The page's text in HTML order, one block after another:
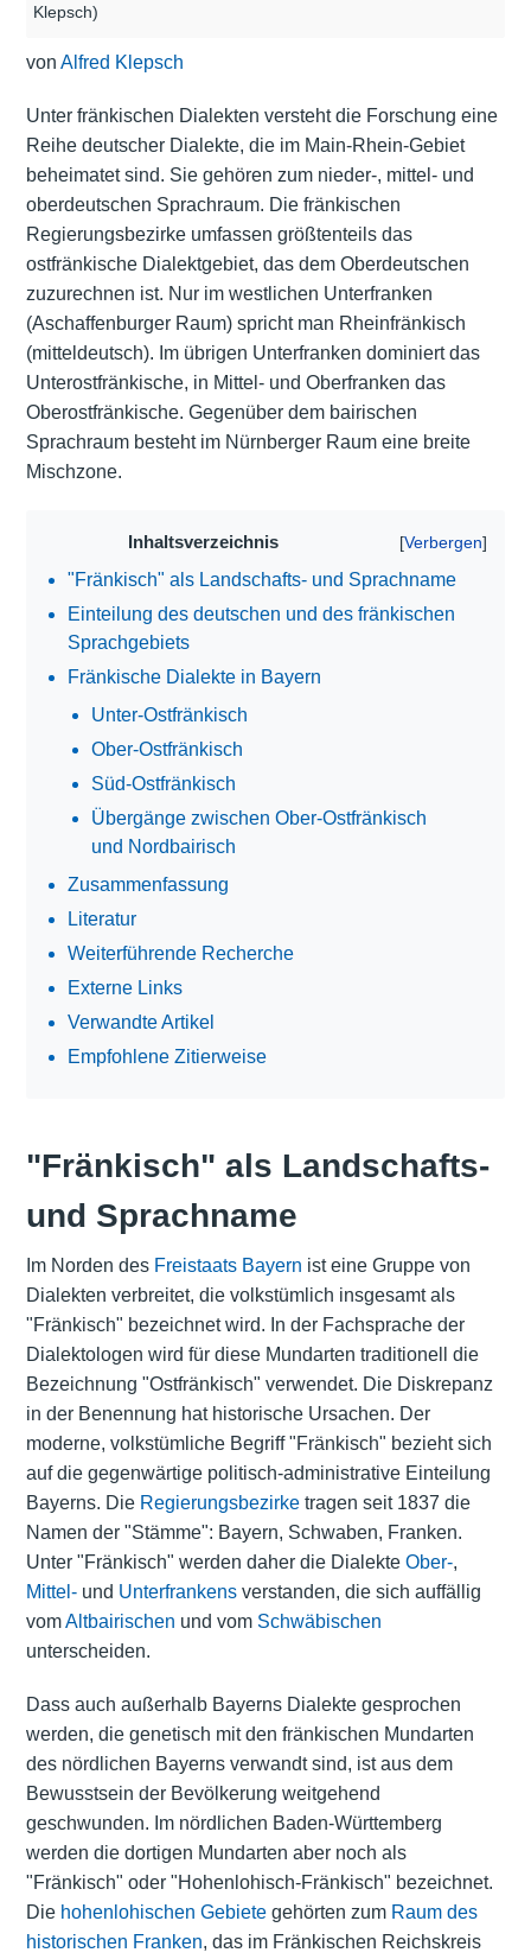
Klepsch)
von Alfred Klepsch
Unter fränkischen Dialekten versteht die Forschung eine
Reihe deutscher Dialekte, die im Main-Rhein-Gebiet
beheimatet sind. Sie gehören zum nieder-, mittel- und
oberdeutschen Sprachraum. Die fränkischen
Regierungsbezirke umfassen größtenteils das
ostfränkische Dialektgebiet, das dem Oberdeutschen
zuzurechnen ist. Nur im westlichen Unterfranken
(Aschaffenburger Raum) spricht man Rheinfränkisch
(mitteldeutsch). Im übrigen Unterfranken dominiert das
Unterostfränkische, in Mittel- und Oberfranken das
Oberostfränkische. Gegenüber dem bairischen
Sprachraum besteht im Nürnberger Raum eine breite
Mischzone.
Inhaltsverzeichnis
"Fränkisch" als Landschafts- und Sprachname
Einteilung des deutschen und des fränkischen
Sprachgebiets
Fränkische Dialekte in Bayern
Unter-Ostfränkisch
Ober-Ostfränkisch
Süd-Ostfränkisch
Übergänge zwischen Ober-Ostfränkisch
und Nordbairisch
Zusammenfassung
Literatur
Weiterführende Recherche
Externe Links
Verwandte Artikel
Empfohlene Zitierweise
"Fränkisch" als Landschafts-
und Sprachname
Im Norden des Freistaats Bayern ist eine Gruppe von
Dialekten verbreitet, die volkstümlich insgesamt als
"Fränkisch" bezeichnet wird. In der Fachsprache der
Dialektologen wird für diese Mundarten traditionell die
Bezeichnung "Ostfränkisch" verwendet. Die Diskrepanz
in der Benennung hat historische Ursachen. Der
moderne, volkstümliche Begriff "Fränkisch" bezieht sich
auf die gegenwärtige politisch-administrative Einteilung
Bayerns. Die Regierungsbezirketragen seit 1837 die
Namen der "Stämme": Bayern, Schwaben, Franken.
Unter "Fränkisch" werden daher die Dialekte Ober-,
Mittel-und Unterfrankensverstanden, die sich auffällig
vomAltbairischen und vom Schwäbischen
unterscheiden.
Dass auch außerhalb Bayerns Dialekte gesprochen
werden, die genetisch mit den fränkischen Mundarten
des nördlichen Bayerns verwandt sind, ist aus dem
Bewusstsein der Bevölkerung weitgehend
geschwunden. Im nördlichen Baden-Württemberg
werden die dortigen Mundarten aber noch als
"Fränkisch" oder "Hohenlohisch-Fränkisch" bezeichnet.
Die hohenlohischen Gebietegehörten zum Raum des
historischen Franken, das im Fränkischen Reichskreis